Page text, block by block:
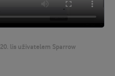
20. lisuživatelem Sparrow